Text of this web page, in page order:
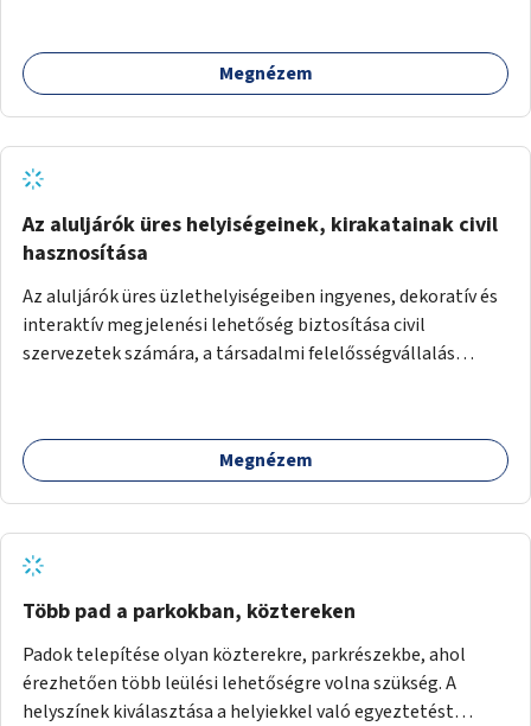
Megnézem
Az aluljárók üres helyiségeinek, kirakatainak civil
hasznosítása
Az aluljárók üres üzlethelyiségeiben ingyenes, dekoratív és
interaktív megjelenési lehetőség biztosítása civil
szervezetek számára, a társadalmi felelősségvállalás
például rajzokkal, kérdésekkel, üzenetküldési lehetőséggel
vagy akciónapokkal – bérleti és közüzemi díjak nélkül, a
Megnézem
Több pad a parkokban, köztereken
Padok telepítése olyan közterekre, parkrészekbe, ahol
érezhetően több leülési lehetőségre volna szükség. A
helyszínek kiválasztása a helyiekkel való egyeztetést